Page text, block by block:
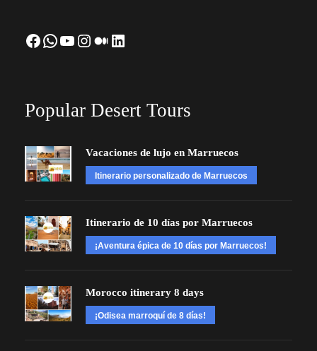
Facebook WhatsApp YouTube Instagram Medium LinkedIn
Popular Desert Tours
Vacaciones de lujo en Marruecos
Itinerario personalizado de Marruecos
Itinerario de 10 días por Marruecos
¡Aventura épica de 10 días por Marruecos!
Morocco itinerary 8 days
¡Odisea marroquí de 8 días!